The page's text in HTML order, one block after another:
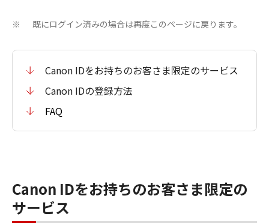
※ 既にログイン済みの場合は再度このページに戻ります。
Canon IDをお持ちのお客さま限定のサービス
Canon IDの登録方法
FAQ
Canon IDをお持ちのお客さま限定の
サービス